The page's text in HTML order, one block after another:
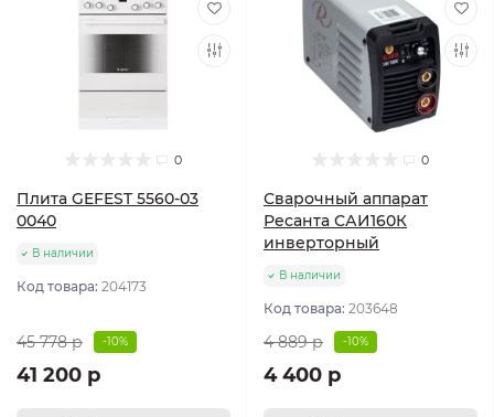
0
Плита GEFEST 5560-03
0040
В наличии
Код товара: 204173
45 778 р -10%
41 200 р
0
Сварочный аппарат
Ресанта САИ160К
инверторный
В наличии
Код товара: 203648
4 889 р -10%
4 400 р